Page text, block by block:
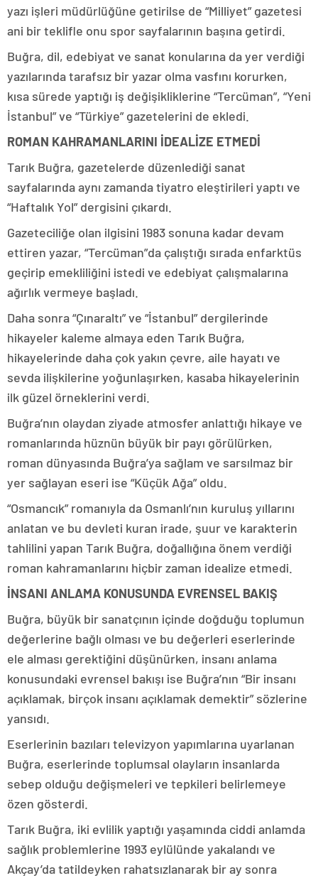
yazı işleri müdürlüğüne getirilse de “Milliyet” gazetesi
ani bir teklifle onu spor sayfalarının başına getirdi.
Buğra, dil, edebiyat ve sanat konularına da yer verdiği
yazılarında tarafsız bir yazar olma vasfını korurken,
kısa sürede yaptığı iş değişikliklerine “Tercüman”, “Yeni
İstanbul” ve “Türkiye” gazetelerini de ekledi.
ROMAN KAHRAMANLARINI İDEALİZE ETMEDİ
Tarık Buğra, gazetelerde düzenlediği sanat
sayfalarında aynı zamanda tiyatro eleştirileri yaptı ve
“Haftalık Yol” dergisini çıkardı.
Gazeteciliğe olan ilgisini 1983 sonuna kadar devam
ettiren yazar, “Tercüman”da çalıştığı sırada enfarktüs
geçirip emekliliğini istedi ve edebiyat çalışmalarına
ağırlık vermeye başladı.
Daha sonra “Çınaraltı” ve “İstanbul” dergilerinde
hikayeler kaleme almaya eden Tarık Buğra,
hikayelerinde daha çok yakın çevre, aile hayatı ve
sevda ilişkilerine yoğunlaşırken, kasaba hikayelerinin
ilk güzel örneklerini verdi.
Buğra’nın olaydan ziyade atmosfer anlattığı hikaye ve
romanlarında hüznün büyük bir payı görülürken,
roman dünyasında Buğra’ya sağlam ve sarsılmaz bir
yer sağlayan eseri ise “Küçük Ağa” oldu.
“Osmancık” romanıyla da Osmanlı’nın kuruluş yıllarını
anlatan ve bu devleti kuran irade, şuur ve karakterin
tahlilini yapan Tarık Buğra, doğallığına önem verdiği
roman kahramanlarını hiçbir zaman idealize etmedi.
İNSANI ANLAMA KONUSUNDA EVRENSEL BAKIŞ
Buğra, büyük bir sanatçının içinde doğduğu toplumun
değerlerine bağlı olması ve bu değerleri eserlerinde
ele alması gerektiğini düşünürken, insanı anlama
konusundaki evrensel bakışı ise Buğra’nın “Bir insanı
açıklamak, birçok insanı açıklamak demektir” sözlerine
yansıdı.
Eserlerinin bazıları televizyon yapımlarına uyarlanan
Buğra, eserlerinde toplumsal olayların insanlarda
sebep olduğu değişmeleri ve tepkileri belirlemeye
özen gösterdi.
Tarık Buğra, iki evlilik yaptığı yaşamında ciddi anlamda
sağlık problemlerine 1993 eylülünde yakalandı ve
Akçay’da tatildeyken rahatsızlanarak bir ay sonra